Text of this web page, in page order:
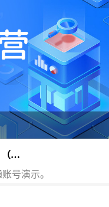
双
号演示。